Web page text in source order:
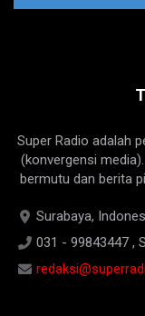
Super Radio adalah
(konvergensi
bermutu dan berita
Surabaya,
031 - 99843447 ,